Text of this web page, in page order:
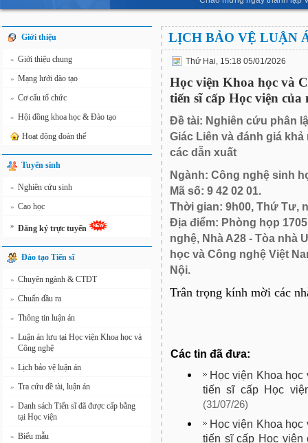
Giới thiệu
» Giới thiệu chung
» Mạng lưới đào tạo
» Cơ cấu tổ chức
» Hội đồng khoa học & Đào tạo
Hoạt động đoàn thể
Tuyển sinh
» Nghiên cứu sinh
» Cao học
» Đăng ký trực tuyến
Đào tạo Tiến sĩ
» Chuyên ngành & CTĐT
» Chuẩn đầu ra
» Thông tin luận án
» Luận án lưu tại Học viện Khoa học và
Công nghệ
» Lịch bảo vệ luận án
» Tra cứu đề tài, luận án
» Danh sách Tiến sĩ đã được cấp bằng
tại Học viện
» Biểu mẫu
LỊCH BẢO VỆ LUẬN
Thứ Hai, 15:18 05/01/2026
Học viện Khoa học và
tiến sĩ cấp Học viện
Đề tài: Nghiên cứu phân
Giác Liên và đánh giá
các dẫn xuất
Ngành: Công nghệ sinh
Mã số: 9 42 02 01.
Thời gian: 9h00, Thứ Tư,
Địa điểm: Phòng họp
nghệ, Nhà A28 - Tòa nhà
học và Công nghệ Việt
Nội.
Trân trọng kính mời các
Các tin đã đưa:
Học viện Khoa học
tiến sĩ cấp Học
(31/07/26)
Học viện Khoa học
tiến sĩ cấp Học viện